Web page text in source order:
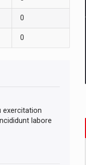
0
0
exercitation
labore